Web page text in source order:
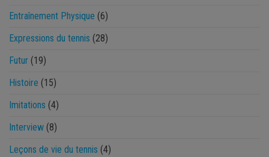
Entraînement Physique (6)
Expressions du tennis (28)
Futur (19)
Histoire (15)
Imitations (4)
Interview (8)
Leçons de vie du tennis (4)